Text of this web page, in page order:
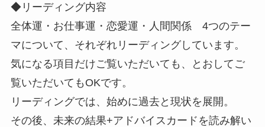
◆リーディング内容
全体運・お仕事運・恋愛運・人間関係 4つのテー
マについて、それぞれリーディングしています。
気になる項目だけご覧いただいても、とおしてご
覧いただいてもOKです。
リーディングでは、始めに過去と現状を展開。
その後、未来の結果+アドバイスカードを読み解い